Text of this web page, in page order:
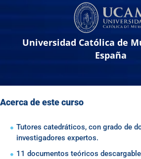
Universidad Católica de
España
Acerca de este curso
Tutores catedráticos, con grado de
investigadores expertos.
11 documentos teóricos